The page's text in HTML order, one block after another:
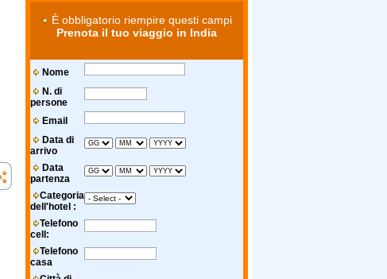
È obbligatorio riempire questi campi
Prenota il tuo viaggio in India
Nome
N. di
persone
Email
Data di
arrivo
Data
partenza
Categoria
dell'hotel :
Telefono
cell:
Telefono
casa